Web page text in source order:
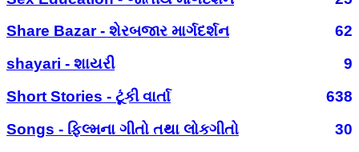
Share Bazar - શેરબજાર માર્ગદર્શન
62
shayari - શાયરી
9
Short Stories - ટૂંકી વાર્તા
638
Songs - ફિલ્મના ગીતો તથા લોકગીતો
30